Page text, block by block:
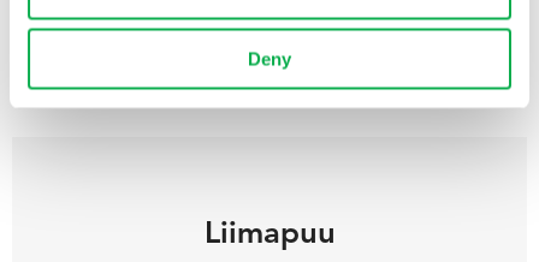
Deny
SEE PRODUCTS
Liimapuu